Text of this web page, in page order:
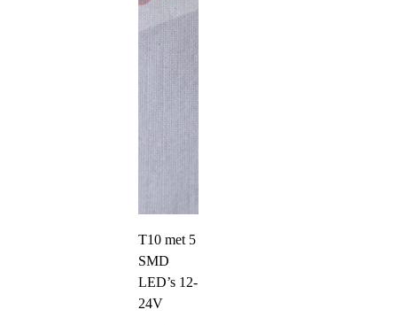
T10 met 5
SMD
LED’s 12-
24V